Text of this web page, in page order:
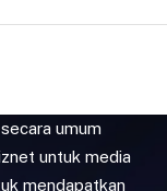
umum
untuk media
mendapatkan